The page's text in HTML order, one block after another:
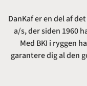
DanKaf er en del af
a/s, der siden 1960
Med BKI i ryggen
garantere dig al den